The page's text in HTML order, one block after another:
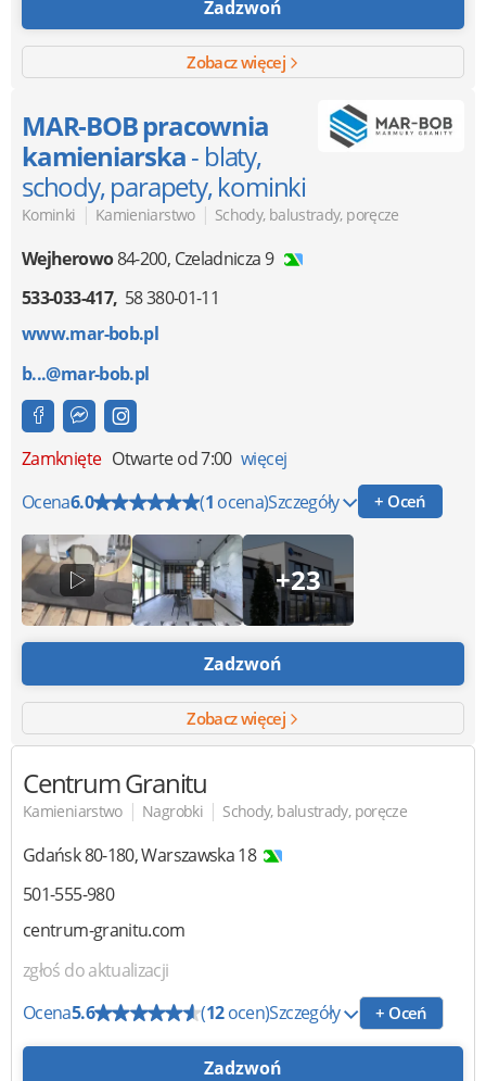
Zadzwoń
Zobacz więcej
MAR-BOB pracownia
kamieniarska- blaty,
schody, parapety, kominki
Kominki | Kamieniarstwo | Schody, balustrady, poręcze
Wejherowo84-200, Czeladnicza 9
533-033-417 58 380-01-11
www.mar-bob.pl
b...@mar-bob.pl
Zamknięte Otwarte od 7:00 więcej
Ocena6.0 (1 ocena)Szczegóły + Oceń
+23
Zadzwoń
Zobacz więcej
Centrum Granitu
Kamieniarstwo | Nagrobki | Schody, balustrady, poręcze
Gdańsk80-180,Warszawska 18
501-555-980
centrum-granitu.com
zgłoś do aktualizacji
Ocena5.6 (12ocen)Szczegóły + Oceń
Zadzwoń